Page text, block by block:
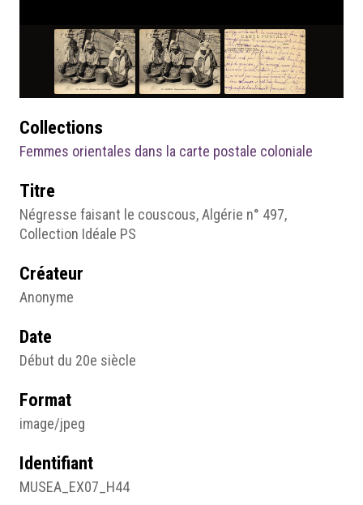
Collections
Femmes orientales dans la carte postale coloniale
Titre
Négresse faisant le couscous, Algérie n° 497,
Collection Idéale PS
Créateur
Anonyme
Date
Début du 20e siècle
Format
image/jpeg
Identifiant
MUSEA_EX07_H44